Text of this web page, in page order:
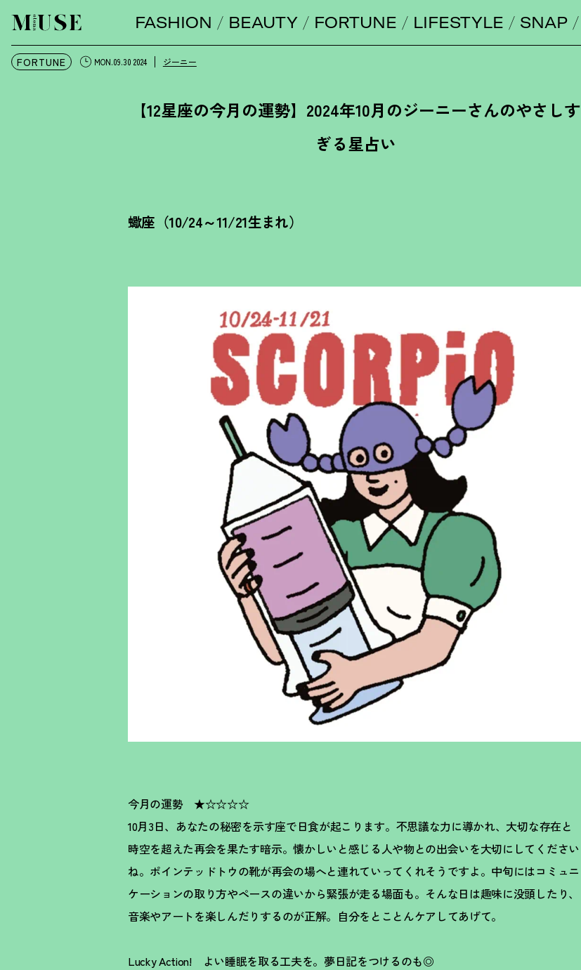
オトナミューズ ウェブFASHION BEAUTY FORTUNE LIFESTYLE SNAP
FORTUNE MON.09.30 2024 ジーニー
【12星座の今月の運勢】2024年10月のジーニーさんのやさしす
ぎる星占い
蠍座（10/24～11/21生まれ）
今月の運勢 ★☆☆☆☆
10月3日、あなたの秘密を示す座で日食が起こります。不思議な力に導かれ、大切な存在と
時空を超えた再会を果たす暗示。懐かしいと感じる人や物との出会いを大切にしてください
ね。ポインテッドトウの靴が再会の場へと連れていってくれそうですよ。中旬にはコミュニ
ケーションの取り方やペースの違いから緊張が走る場面も。そんな日は趣味に没頭したり、
音楽やアートを楽しんだりするのが正解。自分をとことんケアしてあげて。
Lucky Action! よい睡眠を取る工夫を。夢日記をつけるのも◎